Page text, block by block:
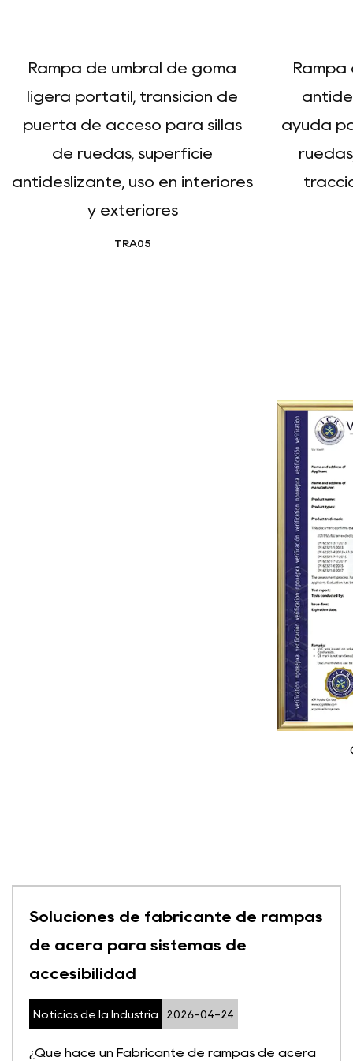
Rampa de umbral de goma
ligera portátil, transición de
puerta de acceso para sillas
de ruedas, superficie
antideslizante, uso en interiores
y exteriores
TRA05
ayuda
Soluciones de fabricante de rampas
de acera para sistemas de
accesibilidad
Noticias de la Industria 2026-04-24
¿Qué hace un Fabricante de rampas de acera